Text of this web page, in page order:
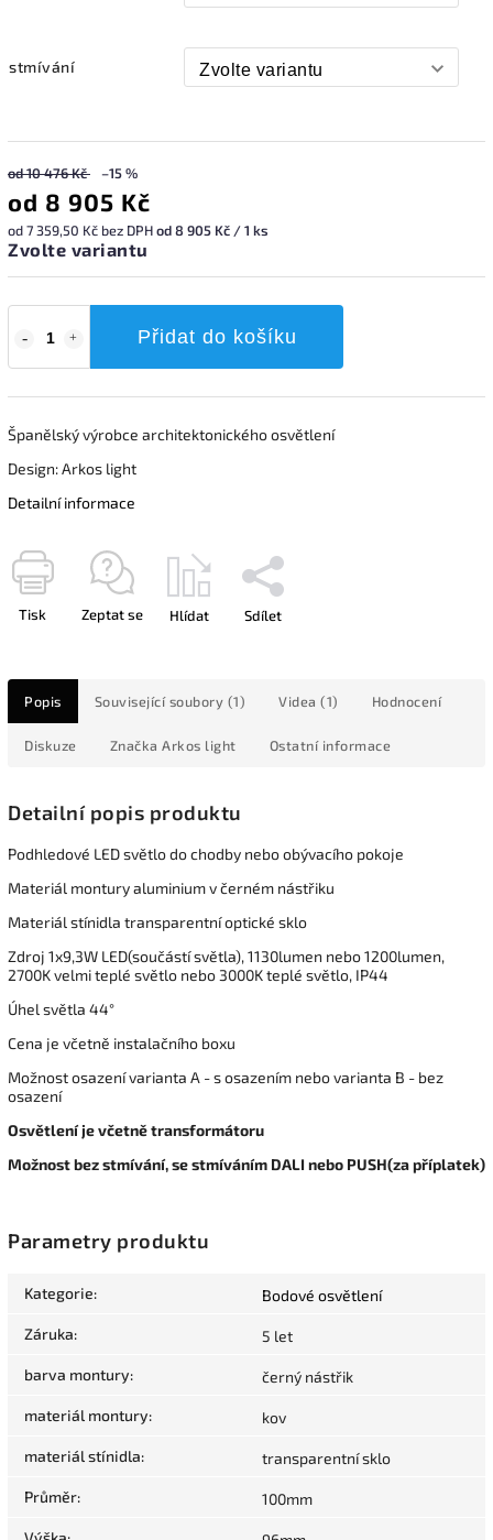
stmívání
od 10 476 Kč –15 %
od 8 905 Kč
od7 359,50 Kč bez DPHod 8 905 Kč / 1 ks
Zvolte variantu
Přidat do košíku
Španělský výrobce architektonického osvětlení
Design: Arkos light
Detailní informace
Tisk Zeptat se Hlídat Sdílet
Popis Související soubory (1) Videa (1) Hodnocení
Diskuze Značka Arkos light Ostatní informace
Detailní popis produktu
Podhledové LED světlo do chodby nebo obývacího pokoje
Materiál montury aluminium v černém nástřiku
Materiál stínidla transparentní optické sklo
Zdroj 1x9,3W LED(součástí světla), 1130lumen nebo 1200lumen,
2700K velmi teplé světlo nebo 3000K teplé světlo, IP44
Úhel světla 44°
Cena je včetně instalačního boxu
Možnost osazení varianta A - s osazením nebo varianta B - bez
osazení
Osvětlení je včetně transformátoru
Možnost bez stmívání, se stmíváním DALI nebo PUSH(za příplatek)
Parametry produktu
Kategorie: Bodové osvětlení
Záruka: 5 let
barva montury: černý nástřik
materiál montury: kov
materiál stínidla: transparentní sklo
Průměr: 100mm